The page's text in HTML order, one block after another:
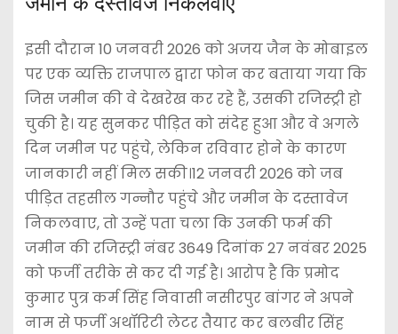
इसी दौरान 10 जनवरी 2026 को अजय जैन के मोबाइल
पर एक व्यक्ति राजपाल द्वारा फोन कर बताया गया कि
जिस जमीन की वे देखरेख कर रहे हैं, उसकी रजिस्ट्री हो
चुकी है। यह सुनकर पीड़ित को संदेह हुआ और वे अगले
दिन जमीन पर पहुंचे, लेकिन रविवार होने के कारण
जानकारी नहीं मिल सकी।12 जनवरी 2026 को जब
पीड़ित तहसील गन्नौर पहुंचे और जमीन के दस्तावेज
निकलवाए, तो उन्हें पता चला कि उनकी फर्म की
जमीन की रजिस्ट्री नंबर 3649 दिनांक 27 नवंबर 2025
को फर्जी तरीके से कर दी गई है। आरोप है कि प्रमोद
कुमार पुत्र कर्म सिंह निवासी नसीरपुर बांगर ने अपने
नाम से फर्जी अथॉरिटी लेटर तैयार कर बलबीर सिंह